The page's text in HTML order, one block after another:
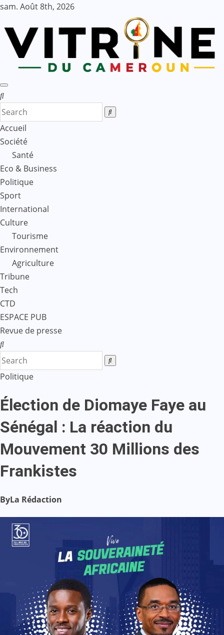
Skip
content
sam. Août 8th, 2026
Accueil
Société
Santé
Eco & Business
Politique
Sport
International
Culture
Tourisme
Environnement
Agriculture
Tribune
Tech
CTD
ESPACE PUB
Revue de presse
Politique
Élection de Diomaye Faye au
Sénégal : La réaction du
Mouvement 30 Millions des
Frankistes
ByLa Rédaction